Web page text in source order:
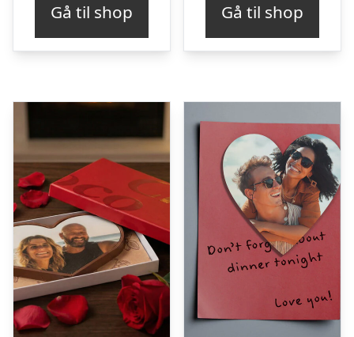
Gå til shop Gå til shop